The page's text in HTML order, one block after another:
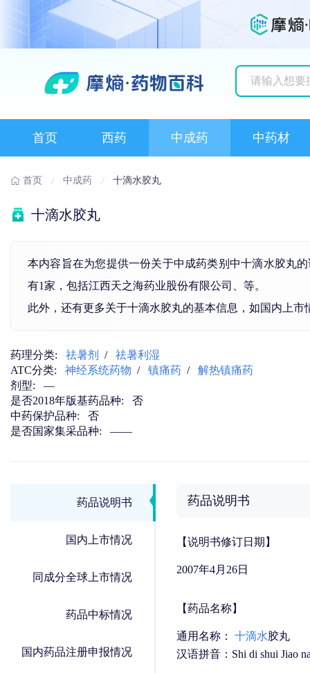
首页 西药 中成药 中药材
首页 中成药 十滴水胶丸
十滴水胶丸
本内容旨在为您提供一份关于中成药类别中十滴水胶丸
有1家，包括江西天之海药业股份有限公司、等。
此外，还有更多关于十滴水胶丸的基本信息，如国内上
药理分类: 祛暑剂 /
祛暑利湿
ATC分类:
神经系统药物 / 镇痛药 /
解热镇痛药
剂型:
—
是否2018年版基药品种:
否
中药保护品种:
否
是否国家集采品种:
——
药品说明书
国内上市情况
同成分全球上市情况
药品中标情况
国内药品注册申报情况
药品说明书
【说明书修订日期】
2007年4月26日
【药品名称】
通用名称： 十滴水胶丸
汉语拼音：Shi di shui Jiao